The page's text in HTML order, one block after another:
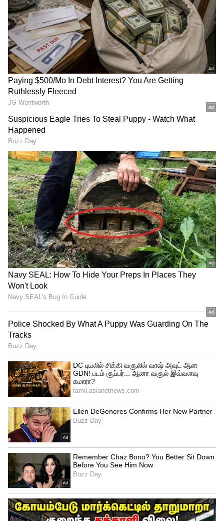
ராஜினாமாவை உடனடியாக அமுலுக்கு
வரும் வகையில் ஜனாதிபதிக்கு
அறிவித்துள்ளேன்’ என்று குறிப்பிட்டுள்ளார்.
இலங்கையில் ஆட்சி கலைகிறதா ? :
தலைநகர் கொழும்பில் எதிர்க்கட்சித்
தலைவர்கள் நடத்திய பேரணியில்
நூற்றுக்கணக்கானோர் கலந்துகொண்டனர்,
அதற்கு முன்னர் எதிர்க்கட்சித் தலைவர்
சஜித் பிரேமதாசவின் வீட்டிற்கு அருகில்
தாக்குதல் துப்பாக்கிகளை ஏந்திய ஒரு
பெரிய குழு பொலிஸ் மற்றும் படையினரால்
New Planet: பூமி போன்ற
உயிரினங்கள் எங்கே?
புதிய ஆய்வு சொல்வது
என்ன?
UK Cost of Living: ஒரு
கிலோ வெண்டைக்காய்
₹1000-ஆ? UK-வில்
காய்கறி விலையை
LATEST VIDEOS
பேரவையில் பிரேமலதா
விளாசல்: விவசாயிகள் கடனை
தள்ளுபடி செய்யாத அரசுக்கு
கண்டனம்!
மேகதாட்டு விவகாரத்தில்
அரசின் மெத்தனப் போக்கைக்
கடுமையாகத் தாக்கிய
பிரேமலதா விஜயகாந்த் !